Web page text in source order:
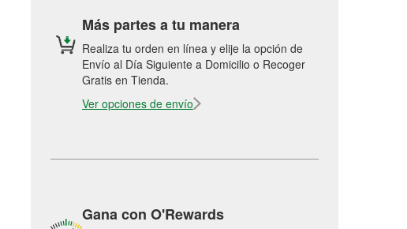
Más partes a tu manera
Realiza tu orden en línea y elije la opción de
Envío al Día Siguiente a Domicilio o Recoger
Gratis en Tienda.
Ver opciones de envío
Gana con O'Rewards